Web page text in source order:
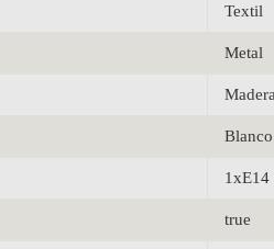
Textil
Metal
Blanco
1xE14
true